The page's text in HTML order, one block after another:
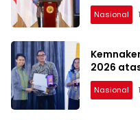
Nasional
2026
Nasional